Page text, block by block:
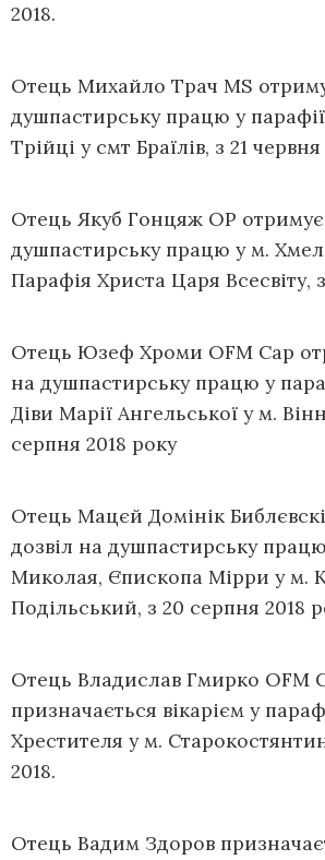
2018.
Отець Михайло Трач МS
душпастирську працю у
Трійці у смт Браїлів, з 21 червня
Отець Якуб Гонцяж ОР отримує
душпастирську працю у м.
Парафія Христа Царя Всесвіту,
Отець Юзеф Хроми OFM Cap
на душпастирську працю у
Діви Марії Ангельської у м.
серпня 2018 року
Отець Мацєй Домінік
дозвіл на душпастирську працю
Миколая, Єпископа Мірри у м.
Подільський, з 20 серпня 2018
Отець Владислав Гмирко OFM
призначається вікарієм у
Хрестителя у м.
2018.
Отець Вадим Здоров